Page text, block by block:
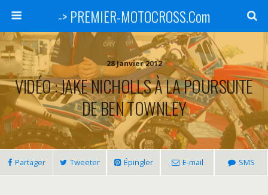
-> PREMIER-MOTOCROSS.Com
28 Janvier 2012
VIDÉO : JAKE NICHOLLS À LA POURSUITE
DE BEN TOWNLEY
Partager Tweeter Épingler E-mail SMS